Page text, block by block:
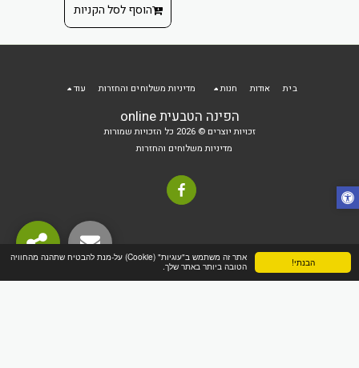
הבנתי!
אתר זה משתמש ב"עוגיות" (Cookie) על-מנת להבטיח שתהנה מהחוויה
הטובה ביותר באתר שלך.
הוסף לסל הקניות
הפינה הטבעית online
זכויות יוצרים © 2026 כל הזכויות שמורות
מדיניות משלוחים והחזרות
בית אודות חנות מדיניות משלוחים והחזרות עוד